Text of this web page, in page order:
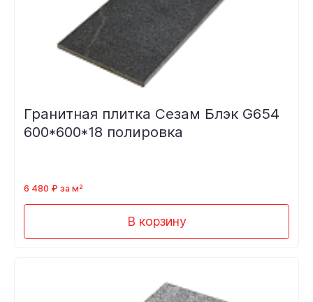
Гранитная плитка Сезам Блэк G654
600*600*18 полировка
6 480 ₽ за м²
В корзину